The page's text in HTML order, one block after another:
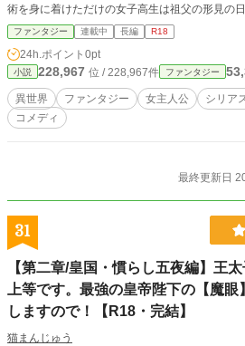
術を身に着けただけの女子高生は祖父の形見の
に生還できるのか······。 根っ子はシリアス、三
一はお下品（18禁）、そんな内容になっています
ファンタジー 連載中 長編 R18
24h.ポイント 0pt
小説 228,967 位 / 228,967件 ファンタジー
異世界 ファンタジー 女主人公 シリア
コメディ
最終更新日
31
【第二章/皇国・慣らし五夜編】王
上等です。最強の皇帝陛下の【魔
しますので！【R18・完結】
猫まんじゅう